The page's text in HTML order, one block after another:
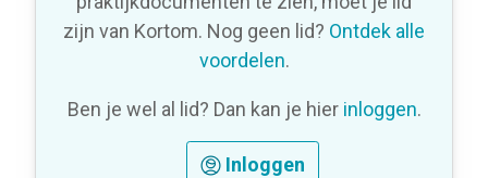
zijn van Kortom. Nog geen lid? Ontdek alle
voordelen.
Ben je wel al lid? Dan kan je hier inloggen.
Inloggen